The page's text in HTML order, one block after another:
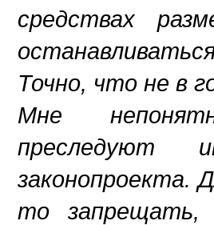
средствах
Точно, что не в
Мне
преследуют
законопроекта.
то запрещать,